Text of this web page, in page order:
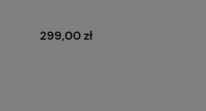
299,00 zł